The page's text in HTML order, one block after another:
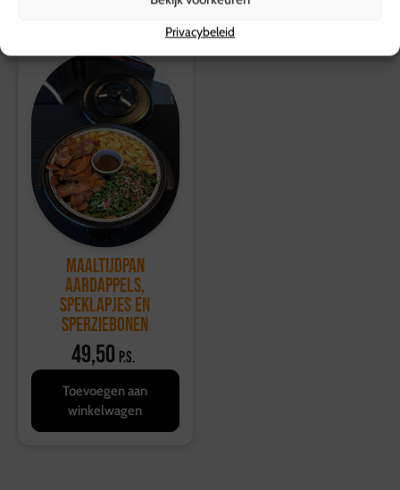
Privacybeleid
Maaltijdpan
Aardappels,
speklapjes en
sperziebonen
49,50 p.s.
Toevoegen aan
winkelwagen